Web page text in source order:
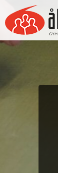
Hoppa
till
innehåll